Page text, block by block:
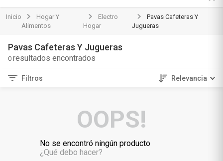
Inicio
Hogar Y
Alimentos
Electro
Hogar
Pavas Cafeteras Y
Jugueras
Pavas Cafeteras Y Jugueras
0
Filtros Relevancia
OOPS!
No se encontró ningún producto
¿Qué debo hacer?
aquafusion
3. mela b3
4. mineral 89